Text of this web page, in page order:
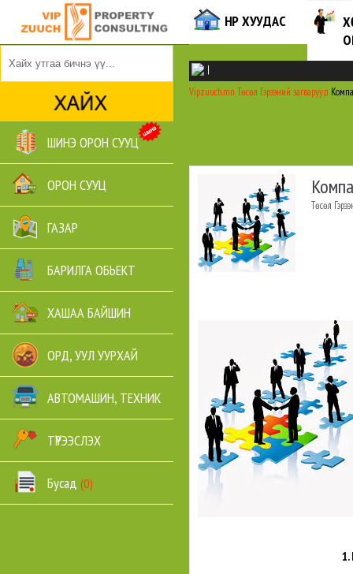
ШИНЭ ОРОН СУУЦ
ОРОН СУУЦ
ГАЗАР
БАРИЛГА ОБЬЕКТ
ХАШАА БАЙШИН
ОРД, УУЛ УУРХАЙ
АВТОМАШИН, ТЕХНИК
ТҮРЭЭСЛЭХ
Бусад (0)
НҮҮР ХУУДАС
|
Vipzuuch.mn Төсөл Гэрээний загварууд
Төсөл
1.